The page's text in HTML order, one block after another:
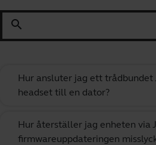
search
Hur ansluter jag ett trådbundet
headset till en dator?
Hur återställer jag enheten via
firmwareuppdateringen